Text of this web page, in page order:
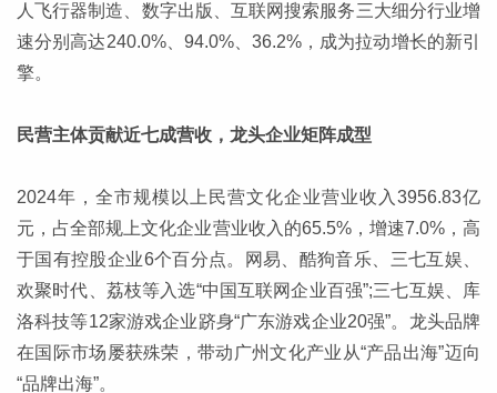
人飞行器制造、数字出版、互联网搜索服务三大细分行业增
速分别高达240.0%、94.0%、36.2%，成为拉动增长的新引
擎。
民营主体贡献近七成营收，龙头企业矩阵成型
2024年，全市规模以上民营文化企业营业收入3956.83亿
元，占全部规上文化企业营业收入的65.5%，增速7.0%，高
于国有控股企业6个百分点。网易、酷狗音乐、三七互娱、
欢聚时代、荔枝等入选“中国互联网企业百强”;三七互娱、库
洛科技等12家游戏企业跻身“广东游戏企业20强”。龙头品牌
在国际市场屡获殊荣，带动广州文化产业从“产品出海”迈向
“品牌出海”。